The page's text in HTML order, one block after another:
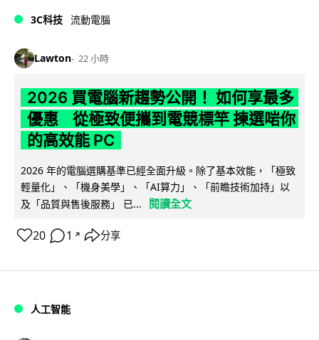
3C科技 流動電腦
Lawton 22 小時
2026 買電腦新趨勢公開！ 如何享最多
優惠 從極致便攜到電競標竿 揀選啱你
的高效能 PC
2026 年的電腦選購基準已經全面升級。除了基本效能，「極致
輕量化」、「機身美學」、「AI算力」、「前瞻技術加持」以
及「品質與售後服務」 已...
閱讀全文
20 1 ↗ 分享
人工智能